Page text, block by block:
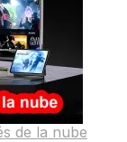
de la nube